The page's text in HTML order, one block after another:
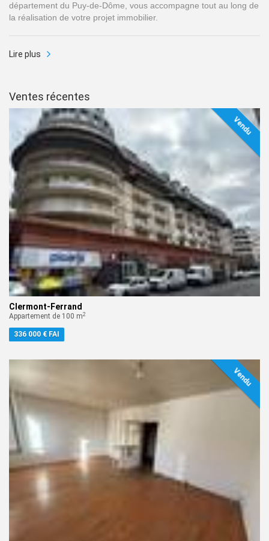
département du Puy-de-Dôme, vous accompagne tout au long de
la réalisation de votre projet immobilier.
Lire plus
Ventes récentes
Vendu
Clermont-Ferrand
Appartement de 100 m2
336 000 € FAI
Vendu